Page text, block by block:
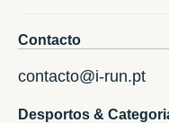
Contacto
contacto@i-run.pt
Desportos &